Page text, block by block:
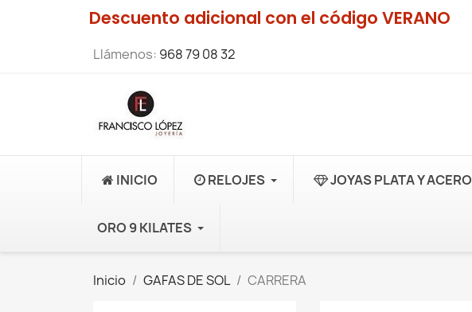
Descuento adicional con el código VERANO
Llámenos: 968 79 08 32
INICIO RELOJES JOYAS PLATA Y ACERO
ORO 9 KILATES
Inicio GAFAS DE SOL CARRERA